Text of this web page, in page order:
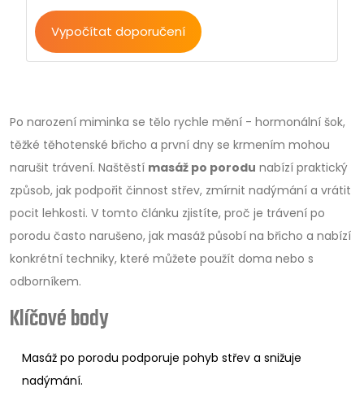
Vypočítat doporučení
Po narození miminka se tělo rychle mění - hormonální šok,
těžké těhotenské břicho a první dny se krmením mohou
narušit trávení. Naštěstí masáž po porodu nabízí praktický
způsob, jak podpořit činnost střev, zmírnit nadýmání a vrátit
pocit lehkosti. V tomto článku zjistíte, proč je trávení po
porodu často narušeno, jak masáž působí na břicho a nabízí
konkrétní techniky, které můžete použít doma nebo s
odborníkem.
Klíčové body
Masáž po porodu podporuje pohyb střev a snižuje
nadýmání.